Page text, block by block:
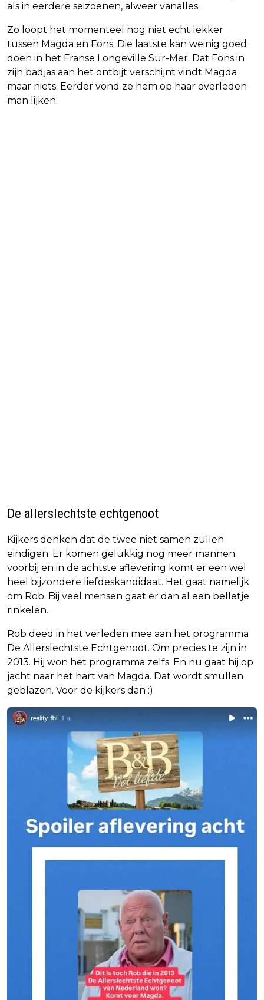
als in eerdere seizoenen, alweer vanalles.
Zo loopt het momenteel nog niet echt lekker
tussen Magda en Fons. Die laatste kan weinig goed
doen in het Franse Longeville Sur-Mer. Dat Fons in
zijn badjas aan het ontbijt verschijnt vindt Magda
maar niets. Eerder vond ze hem op haar overleden
man lijken.
De allerslechtste echtgenoot
Kijkers denken dat de twee niet samen zullen
eindigen. Er komen gelukkig nog meer mannen
voorbij en in de achtste aflevering komt er een wel
heel bijzondere liefdeskandidaat. Het gaat namelijk
om Rob. Bij veel mensen gaat er dan al een belletje
rinkelen.
Rob deed in het verleden mee aan het programma
De Allerslechtste Echtgenoot. Om precies te zijn in
2013. Hij won het programma zelfs. En nu gaat hij op
jacht naar het hart van Magda. Dat wordt smullen
geblazen. Voor de kijkers dan :)